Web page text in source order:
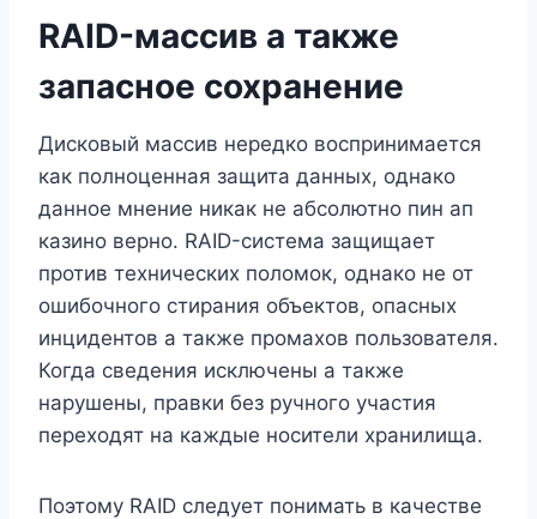
RAID-массив а также
запасное сохранение
Дисковый массив нередко воспринимается
как полноценная защита данных, однако
данное мнение никак не абсолютно пин ап
казино верно. RAID-система защищает
против технических поломок, однако не от
ошибочного стирания объектов, опасных
инцидентов а также промахов пользователя.
Когда сведения исключены а также
нарушены, правки без ручного участия
переходят на каждые носители хранилища.
Поэтому RAID следует понимать в качестве